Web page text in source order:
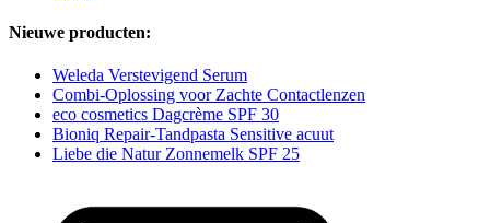
Nieuwe producten:
Weleda Verstevigend Serum
Combi-Oplossing voor Zachte Contactlenzen
eco cosmetics Dagcrème SPF 30
Bioniq Repair-Tandpasta Sensitive acuut
Liebe die Natur Zonnemelk SPF 25